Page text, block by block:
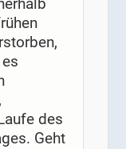
des
Geht